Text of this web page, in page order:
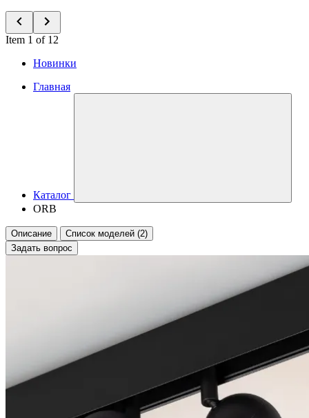
Item 1 of 12
Новинки
Главная
Каталог
ORB
Описание
Список моделей (2)
Задать вопрос